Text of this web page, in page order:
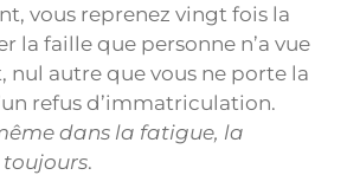
vous reprenez vingt fois la
la faille que personne n’a vue
nul autre que vous ne porte la
refus d’immatriculation.
dans la fatigue, la
.